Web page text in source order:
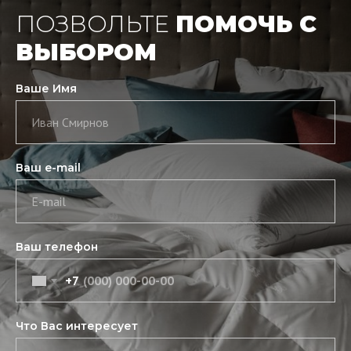
ПОЗВОЛЬТЕ ПОМОЧЬ С
ВЫБОРОМ
Ваше Имя
Иван Смирнов
Ваш e-mail
E-mail
Ваш телефон
+7
Что Вас интересует